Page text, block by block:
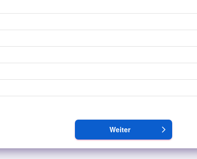
Weiter arrow_forward_ios